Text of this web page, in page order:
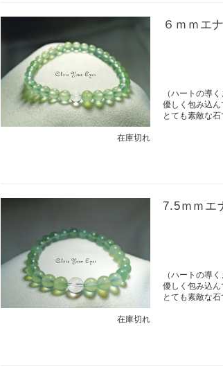
在庫切れ
６ｍｍエ
（ハートの導
優しく包み込
とても素敵な
在庫切れ
7.5ｍｍ
（ハートの導
優しく包み込
とても素敵な